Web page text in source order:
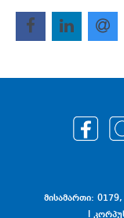
მისამართი:
I